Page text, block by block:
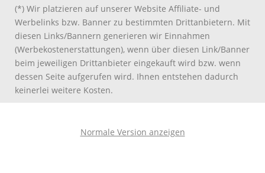
(*) Wir platzieren auf unserer Website Affiliate- und
Werbelinks bzw. Banner zu bestimmten Drittanbietern. Mit
diesen Links/Bannern generieren wir Einnahmen
(Werbekostenerstattungen), wenn über diesen Link/Banner
beim jeweiligen Drittanbieter eingekauft wird bzw. wenn
dessen Seite aufgerufen wird. Ihnen entstehen dadurch
keinerlei weitere Kosten.
Normale Version anzeigen